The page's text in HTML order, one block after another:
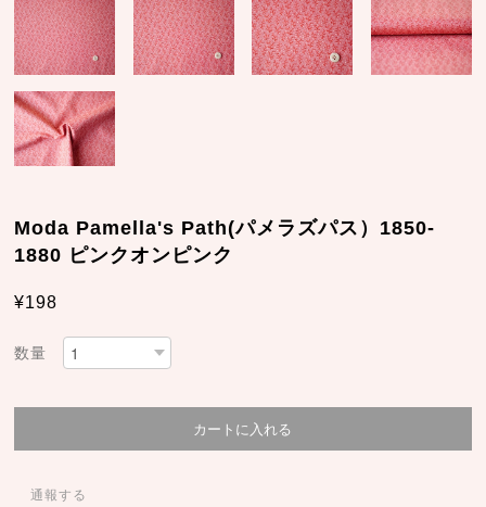
Moda Pamella's Path(パメラズパス）1850-
1880 ピンクオンピンク
¥198
数量
通報する